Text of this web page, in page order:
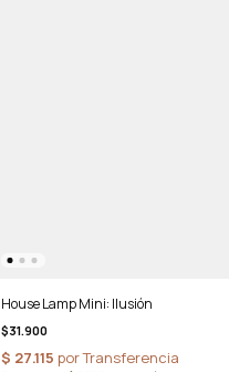
House Lamp Mini: Ilusión
$31.900